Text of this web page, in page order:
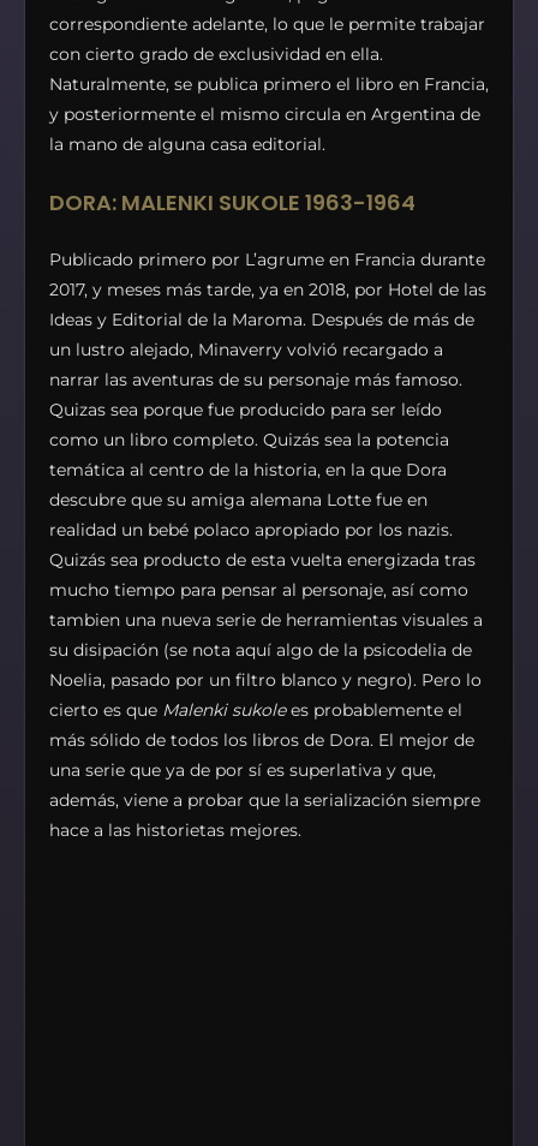
correspondiente adelante, lo que le permite trabajar
con cierto grado de exclusividad en ella.
Naturalmente, se publica primero el libro en Francia,
y posteriormente el mismo circula en Argentina de
la mano de alguna casa editorial.
DORA: MALENKI SUKOLE 1963-1964
Publicado primero por L’agrume en Francia durante
2017, y meses más tarde, ya en 2018, por Hotel de las
Ideas y Editorial de la Maroma. Después de más de
un lustro alejado, Minaverry volvió recargado a
narrar las aventuras de su personaje más famoso.
Quizas sea porque fue producido para ser leído
como un libro completo. Quizás sea la potencia
temática al centro de la historia, en la que Dora
descubre que su amiga alemana Lotte fue en
realidad un bebé polaco apropiado por los nazis.
Quizás sea producto de esta vuelta energizada tras
mucho tiempo para pensar al personaje, así como
tambien una nueva serie de herramientas visuales a
su disipación (se nota aquí algo de la psicodelia de
Noelia, pasado por un filtro blanco y negro). Pero lo
cierto es que Malenki sukolees probablemente el
más sólido de todos los libros de Dora. El mejor de
una serie que ya de por sí es superlativa y que,
además, viene a probar que la serialización siempre
hace a las historietas mejores.